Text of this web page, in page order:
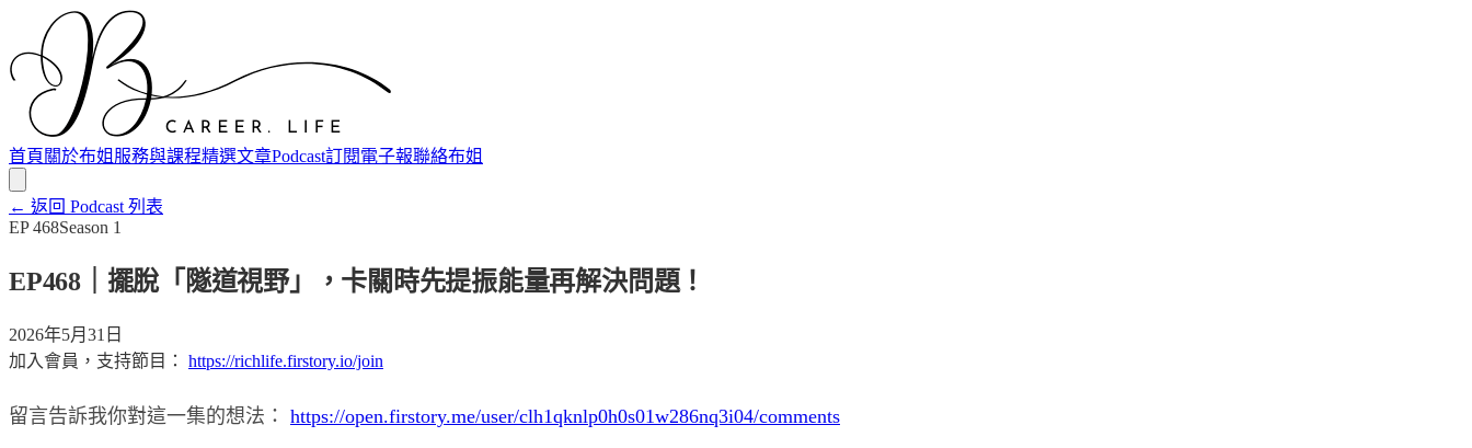
首頁 關於布姐 服務與課程精選文章Podcast訂閱電子報聯絡布姐
← 返回 Podcast 列表
EP468Season 1
EP468｜擺脫「隧道視野」，卡關時先提振能量再解決問題！
2026年5月31日
加入會員，支持節目： https://richlife.firstory.io/join
留言告訴我你對這一集的想法： https://open.firstory.me/user/clh1qknlp0h0s01w286nq3i04/comments